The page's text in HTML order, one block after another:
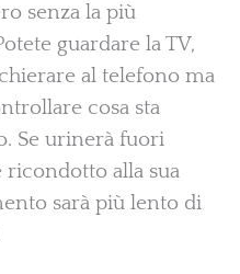
senza la più
guardare la TV,
al telefono ma
cosa sta
Se urinerà fuori
ricondotto alla sua
sarà più lento di